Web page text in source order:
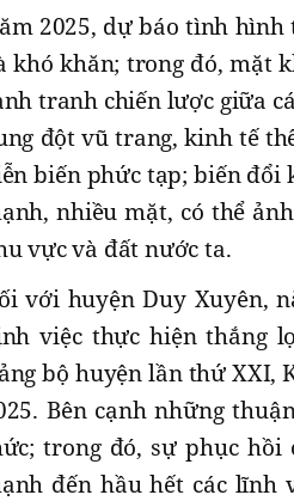
2025, dự báo tình
khó khăn; trong đó, mặt
tranh chiến lược giữa
đột vũ trang, kinh tế
biến phức tạp; biến đổi
nhiều mặt, có thể
vực và đất nước ta.
với huyện Duy Xuyên,
việc thực hiện thắng
bộ huyện lần thứ XXI,
Bên cạnh những
trong đó, sự phục hồi
đến hầu hết các lĩnh